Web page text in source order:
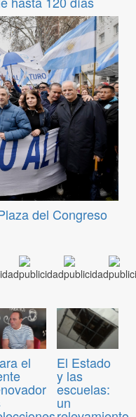
del Congreso
el El Estado
y las
escuelas:
un